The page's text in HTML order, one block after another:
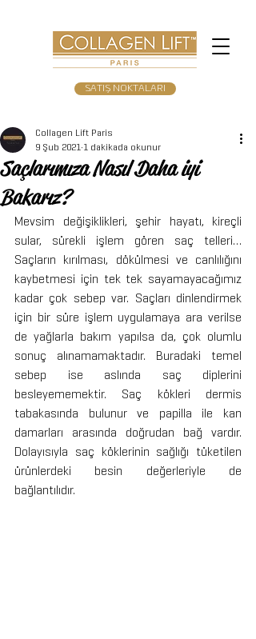
SATIŞ NOKTALARI
Saçlarımıza Nasıl Daha iyi
Bakarız?
Collagen Lift Paris
9 Şub 2021 1 dakikada okunur
Mevsim değişiklikleri, şehir hayatı, kireçli
sular, sürekli işlem gören saç telleri…
Saçların kırılması, dökülmesi ve canlılığını
kaybetmesi için tek tek sayamayacağımız
kadar çok sebep var. Saçları dinlendirmek
için bir süre işlem uygulamaya ara verilse
de yağlarla bakım yapılsa da, çok olumlu
sonuç alınamamaktadır. Buradaki temel
sebep ise aslında saç diplerini
besleyememektir. Saç kökleri dermis
tabakasında bulunur ve papilla ile kan
damarları arasında doğrudan bağ vardır.
Dolayısıyla saç köklerinin sağlığı tüketilen
ürünlerdeki besin değerleriyle de
bağlantılıdır.